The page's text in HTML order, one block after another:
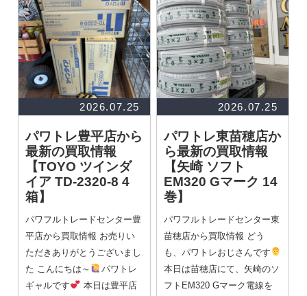
2026.07.25
パワトレ豊平店から
最新の買取情報
【TOYO ツインダ
イア TD-2320-8 4
箱】
パワフルトレードセンター豊
平店から買取情報 お売りい
ただきありがとうございまし
た こんにちは～
パワトレ
ギャルです
本日は豊平店
2026.07.25
パワトレ東苗穂店か
ら最新の買取情報
【矢崎 ソフト
EM320 Gマーク 14
巻】
パワフルトレードセンター東
苗穂店から買取情報 どう
も、パワトレおじさんです
本日は苗穂店にて、矢崎のソ
フトEM320 Gマーク電線を